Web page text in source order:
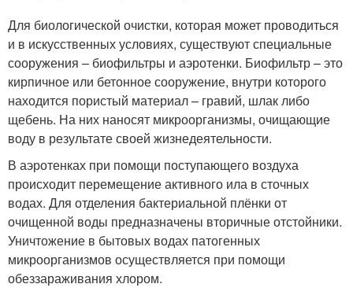
Для биологической очистки, которая может проводиться
и в искусственных условиях, существуют специальные
сооружения – биофильтры и аэротенки. Биофильтр – это
кирпичное или бетонное сооружение, внутри которого
находится пористый материал – гравий, шлак либо
щебень. На них наносят микроорганизмы, очищающие
воду в результате своей жизнедеятельности.
В аэротенках при помощи поступающего воздуха
происходит перемещение активного ила в сточных
водах. Для отделения бактериальной плёнки от
очищенной воды предназначены вторичные отстойники.
Уничтожение в бытовых водах патогенных
микроорганизмов осуществляется при помощи
обеззараживания хлором.